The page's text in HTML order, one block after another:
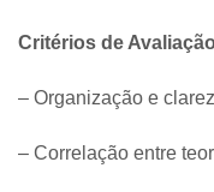
Critérios de
– Organização e
– Correlação entre